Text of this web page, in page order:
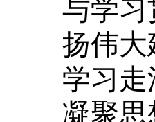
扬伟
学习
凝聚